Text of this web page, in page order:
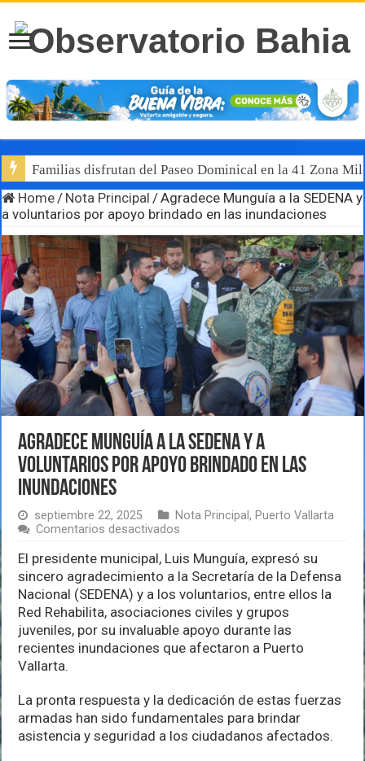
Familias disfrutan del Paseo Dominical en la 41 Zona
Home / Nota Principal /Agradece Munguía a la SEDENA y
a voluntarios por apoyo brindado en las inundaciones
Agradece Munguía a la SEDENA y a
voluntarios por apoyo brindado en las
inundaciones
septiembre 22, 2025 Nota Principal, Puerto Vallarta
Comentarios desactivados
Munguía
a
la
SEDENA
y
a
voluntarios
por
en
las
inundaciones
El presidente municipal, Luis Munguía, expresó su
sincero agradecimiento a la Secretaría de la Defensa
Nacional (SEDENA) y a los voluntarios, entre ellos la
Red Rehabilita, asociaciones civiles y grupos
juveniles, por su invaluable apoyo durante las
recientes inundaciones que afectaron a Puerto
Vallarta.
La pronta respuesta y la dedicación de estas fuerzas
armadas han sido fundamentales para brindar
asistencia y seguridad a los ciudadanos afectados.